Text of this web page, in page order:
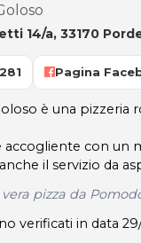
14/a, 33170
Pagina
è una pizzeria
con un
il servizio da
pizza da
verificati in data